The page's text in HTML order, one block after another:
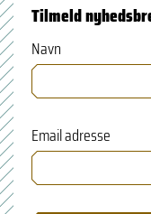
Tilmeld
Navn
Email adresse